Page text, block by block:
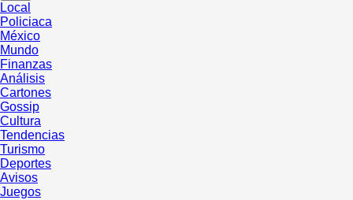
Local
Policiaca
México
Mundo
Finanzas
Análisis
Cartones
Gossip
Cultura
Tendencias
Turismo
Deportes
Avisos
Juegos